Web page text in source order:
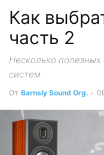
Как
часть 2
Несколько полезных
систем
От Barnsly Sound Org. -